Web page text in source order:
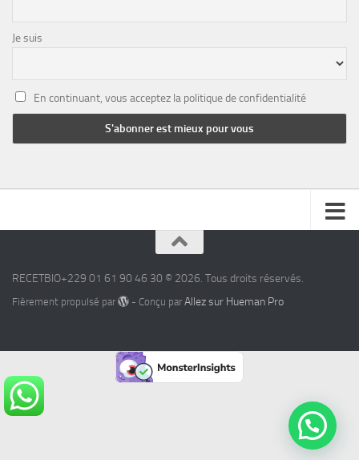
Je suis
En continuant, vous acceptez la politique de confidentialité
RECETBIO+229 01 61 90 46 30 © 2026. Tous droits réservés.
Fièrement propulsé par - Conçu par Allez sur Hueman Pro